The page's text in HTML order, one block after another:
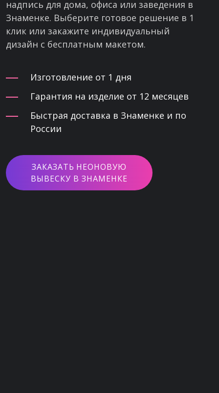
надпись для дома, офиса или заведения в
Знаменке. Выберите готовое решение в 1
клик или закажите индивидуальный
дизайн с бесплатным макетом.
Изготовление от 1 дня
Гарантия на изделие от 12 месяцев
Быстрая доставка в Знаменке и по
России
ЗАКАЗАТЬ НЕОНОВУЮ
ВЫВЕСКУ В ЗНАМЕНКЕ